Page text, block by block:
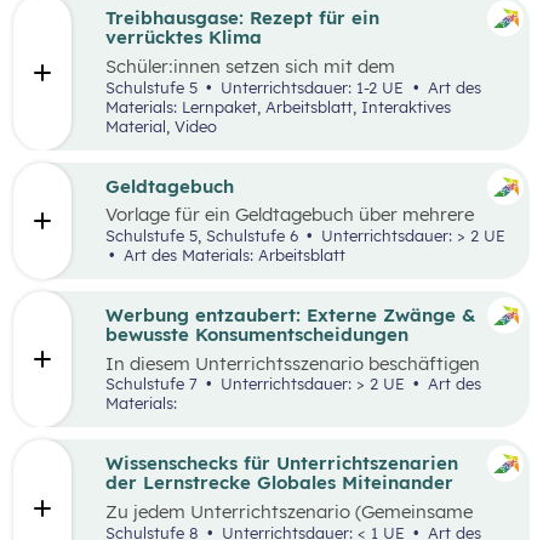
Werbung entzaubert: Externe Zwänge &
bewusste Konsumentscheidungen
In diesem Unterrichtsszenario beschäftigen
sich die Schüler:innen mit den Themen
„Werbung“ und „Konsumentscheidungen“. Zu
Zentrum. Davon ausgehend werden
unterschiedliche externe Zwänge sowie Vor-
Schulstufe 7 Unterrichtsdauer: > 2 UE
Art des
Materials:
Wissenschecks für Unterrichtszenarien
der Lernstrecke Globales Miteinander
Zu jedem Unterrichtszenario (Gemeinsame
Vertiefung) wiez.B.:Globalisierung und ich,
Schulstufe 8 Unterrichtsdauer: < 1 UE
Treibhausgase: Rezept für ein
verrücktes Klima
Schüler:innen setzen sich mit dem
menschengemachten und natürlichen
Treibhauseffekt sowie daraus resultierenden
Folgen in unterschiedlichen Lebens- und
Wirtschaftsbereichen auseinander. Außerdem
Umwelt-Beziehung
Kopfstand-Brainstorming individuelle und
kollektive Handlungsoptionen zur
Klimawandelanpassung.
Schulstufe 5 Unterrichtsdauer: 1-2 UE
Materials: Lernpaket, Arbeitsblatt, Interaktives
Material, Video
Geldtagebuch
Vorlage für ein Geldtagebuch über mehrere
Wochen im Excel Format
Schulstufe 5, Schulstufe 6
Unterrichtsdauer: > 2 UE
Art des Materials: Arbeitsblatt